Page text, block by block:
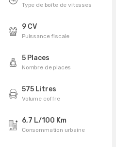
Type de boîte de vitesses
9 CV
Puissance fiscale
5 Places
Nombre de places
575 Litres
Volume coffre
6,7 L/100 Km
Consommation urbaine